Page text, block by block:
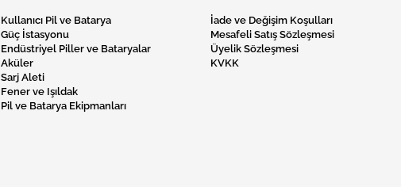
Kullanıcı Pil ve Batarya
Güç İstasyonu
Endüstriyel Piller ve Bataryalar
Aküler
Sarj Aleti
Fener ve Işıldak
Pil ve Batarya Ekipmanları
İade ve Değişim Koşulları
Mesafeli Satış Sözleşmesi
Üyelik Sözleşmesi
KVKK